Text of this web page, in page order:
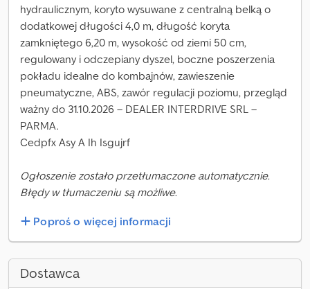
hydraulicznym, koryto wysuwane z centralną belką o
dodatkowej długości 4,0 m, długość koryta
zamkniętego 6,20 m, wysokość od ziemi 50 cm,
regulowany i odczepiany dyszel, boczne poszerzenia
pokładu idealne do kombajnów, zawieszenie
pneumatyczne, ABS, zawór regulacji poziomu, przegląd
ważny do 31.10.2026 – DEALER INTERDRIVE SRL –
PARMA.
Cedpfx Asy A Ih Isgujrf
Ogłoszenie zostało przetłumaczone automatycznie.
Błędy w tłumaczeniu są możliwe.
Poproś o więcej informacji
Dostawca